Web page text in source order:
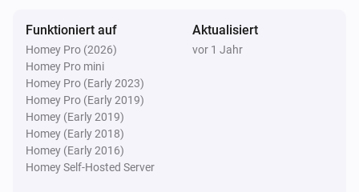
Funktioniert auf
Homey Pro (2026)
Homey Pro mini
Homey Pro (Early 2023)
Homey Pro (Early 2019)
Homey (Early 2019)
Homey (Early 2018)
Homey (Early 2016)
Homey Self-Hosted Server
Aktualisiert
vor 1 Jahr